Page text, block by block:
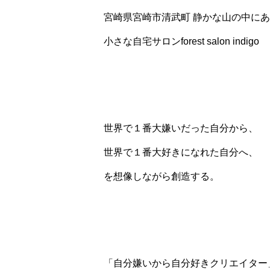
宮崎県宮崎市清武町 静かな山の中に
小さな自宅サロンforest salon indigo
世界で１番大嫌いだった自分から、
世界で１番大好きになれた自分へ、
を想像しながら創造する。
「自分嫌いから自分好きクリエイター